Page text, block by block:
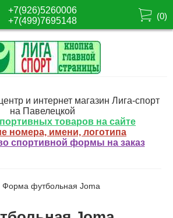
+7(926)5260006
+7(499)7695148
(0)
и интернет магазин Лига-спорт
на Павелецкой
товаров на сайте
номера, имени, логотипа
спортивной формы на заказ
Форма футбольная Joma